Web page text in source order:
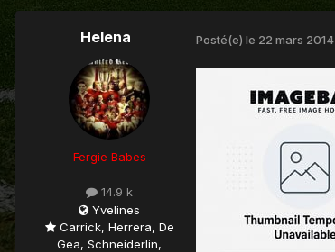
Helena
Fergie Babes
14.9 k
Yvelines
Carrick, Herrera, De
Gea, Schneiderlin,
Posté(e) le 22 mars 2014